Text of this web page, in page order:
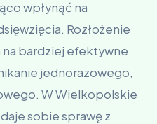
wpłynąć na
Rozłożenie
na bardziej efektywne
jednorazowego,
W Wielkopolskie
sobie sprawę z